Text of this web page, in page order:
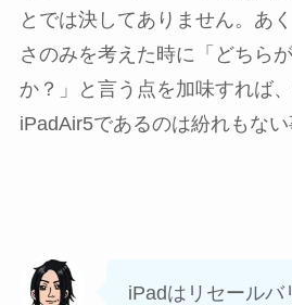
とでは決してありません。あ
さのみを考えた時に「どちら
か？」と言う点を加味すれば
iPadAir5であるのは紛れもない
iPadはリセールバ